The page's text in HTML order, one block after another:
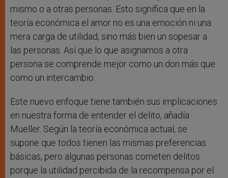
mismo o a otras personas. Esto significa que en la
teoría económica el amor no es una emoción ni una
mera carga de utilidad, sino más bien un sopesar a
las personas. Así que lo que asignamos a otra
persona se comprende mejor como un don más que
como un intercambio.
Este nuevo enfoque tiene también sus implicaciones
en nuestra forma de entender el delito, añadía
Mueller. Según la teoría económica actual, se
supone que todos tienen las mismas preferencias
básicas, pero algunas personas cometen delitos
porque la utilidad percibida de la recompensa por el